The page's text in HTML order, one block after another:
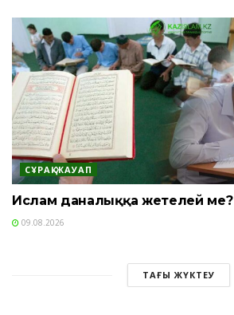
СҰРАҚ-ЖАУАП
Ислам даналыққа жетелей ме?
09.08.2026
ТАҒЫ ЖҮКТЕУ